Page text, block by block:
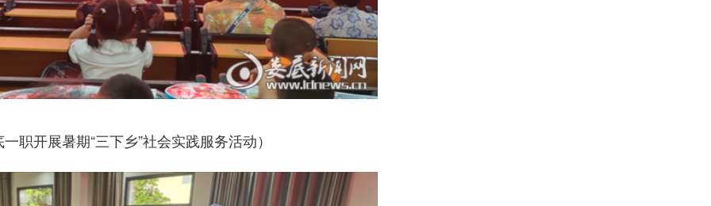
职开展暑期“三下乡”社会实践服务活动）